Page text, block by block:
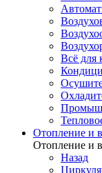
Всё для
Отопление и
Отопление и
Назад